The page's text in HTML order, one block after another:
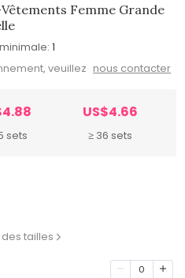
Femme Grande
1
veuillez nous contacter
sets
US$4.66
≥ 36 sets
tailles
0